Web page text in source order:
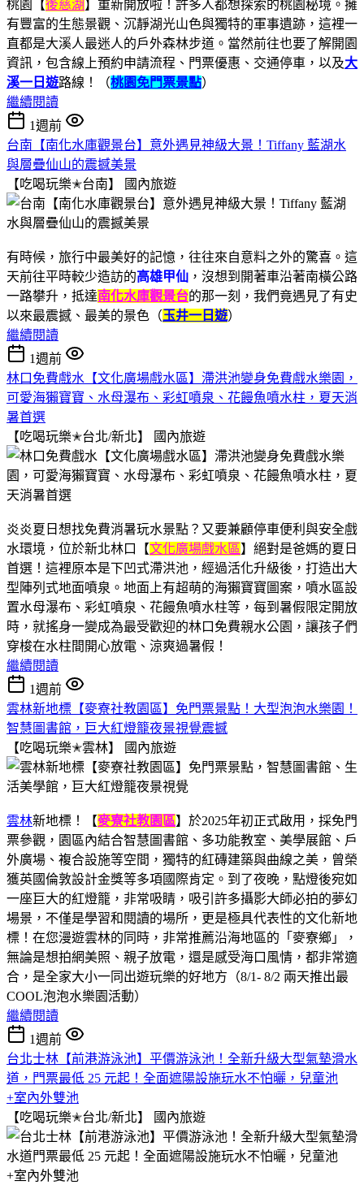
桃園【後慈湖 】重新開放啦！許多人都想探索的桃園秘境。擁
有豐富的生態景觀、沉靜湖光山色與獨特的軍事遺跡，這裡一
直都是大溪人最迷人的戶外森林步道。當然前往也要了解開園
資訊，包含線上預約申請流程、門票優惠、交通停車，以及大
溪一日遊路線！（桃園免門票景點）
繼續閱讀
1週前
台南【南化水庫觀景台】意外遇見神級大景！Tiffany 藍湖水
與層疊仙山的震撼美景
【吃喝玩樂✭台南】
國內旅遊
有時候，旅行中最美好的記憶，往往來自意料之外的驚喜。這
天前往平時較少造訪的高雄甲仙 ，沒想到開著車沿著南橫公路
一路攀升，抵達南化水庫觀景台的那一刻，我們竟遇見了有史
以來最震撼、最美的景色（玉井一日遊）
繼續閱讀
1週前
林口免費戲水【文化廣場戲水區】滯洪池變身免費戲水樂園，
可愛海獺寶寶、水母瀑布、彩虹噴泉、花饅魚噴水柱，夏天消
暑首選
【吃喝玩樂✭台北/新北】
國內旅遊
炎炎夏日想找免費消暑玩水景點？又要兼顧停車便利與安全戲
水環境，位於新北林口【文化廣場戲水區】絕對是爸媽的夏日
首選！這裡原本是下凹式滯洪池，經過活化升級後，打造出大
型陣列式地面噴泉。地面上有超萌的海獺寶寶圖案，噴水區設
置水母瀑布、彩虹噴泉、花饅魚噴水柱等，每到暑假限定開放
時，就搖身一變成為最受歡迎的林口免費親水公園，讓孩子們
穿梭在水柱間開心放電、涼爽過暑假！
繼續閱讀
1週前
雲林新地標【麥寮社教園區】免門票景點！大型泡泡水樂園！
智慧圖書館，巨大紅燈籠夜景視覺震撼
【吃喝玩樂✭雲林】
國內旅遊
雲林新地標！【麥寮社教園區】於2025年初正式啟用，採免門
票參觀，園區內結合智慧圖書館、多功能教室、美學展館、戶
外廣場、複合設施等空間，獨特的紅磚建築與曲線之美，曾榮
獲英國倫敦設計金獎等多項國際肯定。到了夜晚，點燈後宛如
一座巨大的紅燈籠，非常吸睛，吸引許多攝影大師必拍的夢幻
場景，不僅是學習和閱讀的場所，更是極具代表性的文化新地
標！在您漫遊雲林的同時，非常推薦沿海地區的「麥寮鄉」，
無論是想拍網美照、親子放電，還是感受海口風情，都非常適
合，是全家大小一同出遊玩樂的好地方（8/1- 8/2 兩天推出最
COOL泡泡水樂園活動）
繼續閱讀
1週前
台北士林【前港游泳池】平價游泳池！全新升級大型氣墊滑水
道，門票最低 25 元起！全面遮陽設施玩水不怕曬，兒童池
+室內外雙池
【吃喝玩樂✭台北/新北】
國內旅遊